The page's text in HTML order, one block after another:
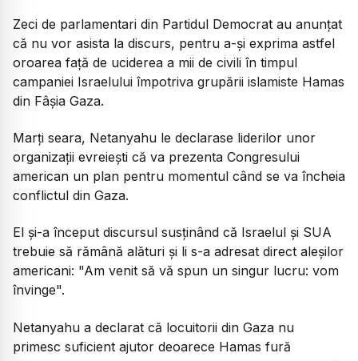
Zeci de parlamentari din Partidul Democrat au anunţat
că nu vor asista la discurs, pentru a-şi exprima astfel
oroarea faţă de uciderea a mii de civili în timpul
campaniei Israelului împotriva grupării islamiste Hamas
din Fâşia Gaza.
Marţi seara, Netanyahu le declarase liderilor unor
organizaţii evreieşti că va prezenta Congresului
american un plan pentru momentul când se va încheia
conflictul din Gaza.
El şi-a început discursul susţinând că Israelul şi SUA
trebuie să rămână alături şi li s-a adresat direct aleşilor
americani: "Am venit să vă spun un singur lucru: vom
învinge".
Netanyahu a declarat că locuitorii din Gaza nu
primesc suficient ajutor deoarece Hamas fură